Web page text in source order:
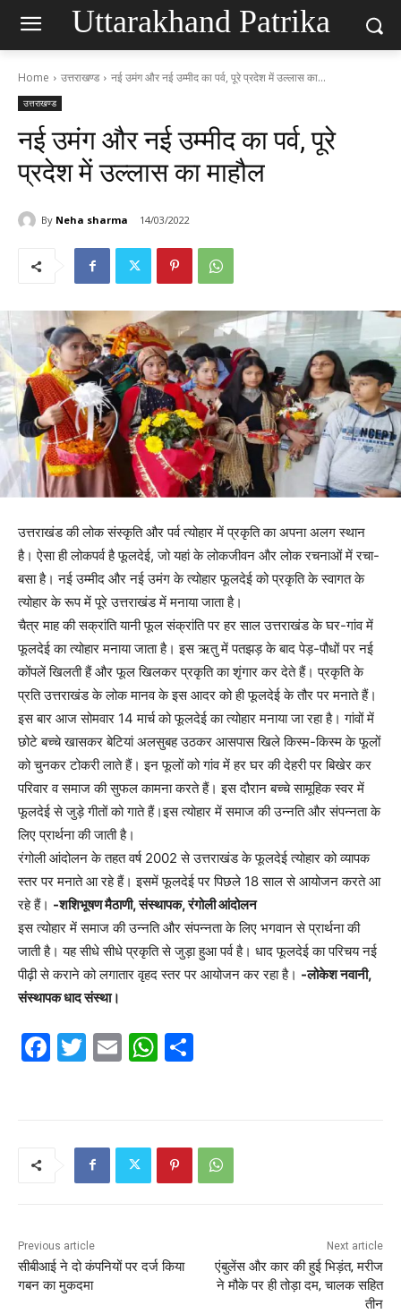
Uttarakhand Patrika
Home उत्तराखण्ड नई उमंग और नई उम्मीद का पर्व, पूरे प्रदेश में उल्लास का...
उत्तराखण्ड
नई उमंग और नई उम्मीद का पर्व, पूरे
प्रदेश में उल्लास का माहौल
By Neha sharma 14/03/2022
उत्तराखंड की लोक संस्कृति और पर्व त्योहार में प्रकृति का अपना अलग स्थान
है। ऐसा ही लोकपर्व है फूलदेई, जो यहां के लोकजीवन और लोक रचनाओं में रचा-
बसा है। नई उम्मीद और नई उमंग के त्योहार फूलदेई को प्रकृति के स्वागत के
त्योहार के रूप में पूरे उत्तराखंड में मनाया जाता है।
चैत्र माह की सक्रांति यानी फूल संक्रांति पर हर साल उत्तराखंड के घर-गांव में
फूलदेई का त्योहार मनाया जाता है। इस ऋतु में पतझड़ के बाद पेड़-पौधों पर नई
कोंपलें खिलती हैं और फूल खिलकर प्रकृति का शृंगार कर देते हैं। प्रकृति के
प्रति उत्तराखंड के लोक मानव के इस आदर को ही फूलदेई के तौर पर मनाते हैं।
इस बार आज सोमवार 14 मार्च को फूलदेई का त्योहार मनाया जा रहा है। गांवों में
छोटे बच्चे खासकर बेटियां अलसुबह उठकर आसपास खिले किस्म-किस्म के फूलों
को चुनकर टोकरी लाते हैं। इन फूलों को गांव में हर घर की देहरी पर बिखेर कर
परिवार व समाज की सुफल कामना करते हैं। इस दौरान बच्चे सामूहिक स्वर में
फूलदेई से जुड़े गीतों को गाते हैं।इस त्योहार में समाज की उन्नति और संपन्नता के
लिए प्रार्थना की जाती है।
रंगोली आंदोलन के तहत वर्ष 2002 से उत्तराखंड के फूलदेई त्योहार को व्यापक
स्तर पर मनाते आ रहे हैं। इसमें फूलदेई पर पिछले 18 साल से आयोजन करते आ
रहे हैं। -शशिभूषण मैठाणी, संस्थापक, रंगोली आंदोलन
इस त्योहार में समाज की उन्नति और संपन्नता के लिए भगवान से प्रार्थना की
जाती है। यह सीधे सीधे प्रकृति से जुड़ा हुआ पर्व है। धाद फूलदेई का परिचय नई
पीढ़ी से कराने को लगातार वृहद स्तर पर आयोजन कर रहा है। -लोकेश नवानी,
संस्थापक धाद संस्था।
F
k
T
E
W
A
p
Previous article
सीबीआई ने दो कंपनियों पर दर्ज किया
गबन का मुकदमा
Next article
एंबुलेंस और कार की हुई भिड़ंत, मरीज
ने मौके पर ही तोड़ा दम, चालक सहित
तीन